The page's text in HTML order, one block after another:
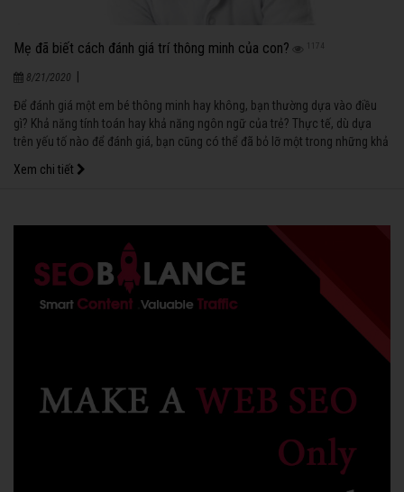
Mẹ đã biết cách đánh giá trí thông minh của con? 1174
8/21/2020
Để đánh giá một em bé thông minh hay không, bạn thường dựa vào điều
gì? Khả năng tính toán hay khả năng ngôn ngữ của trẻ? Thực tế, dù dựa
trên yếu tố nào để đánh giá, bạn cũng có thể đã bỏ lỡ một trong những khả
Xem chi tiết